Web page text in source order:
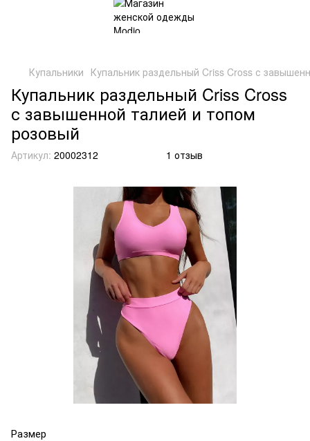
Купальники Купальник раздельный Criss Cross с
Купальник раздельный Criss Cross
с завышенной талией и топом
розовый
Артикул: 20002312 1 отзыв
Размер